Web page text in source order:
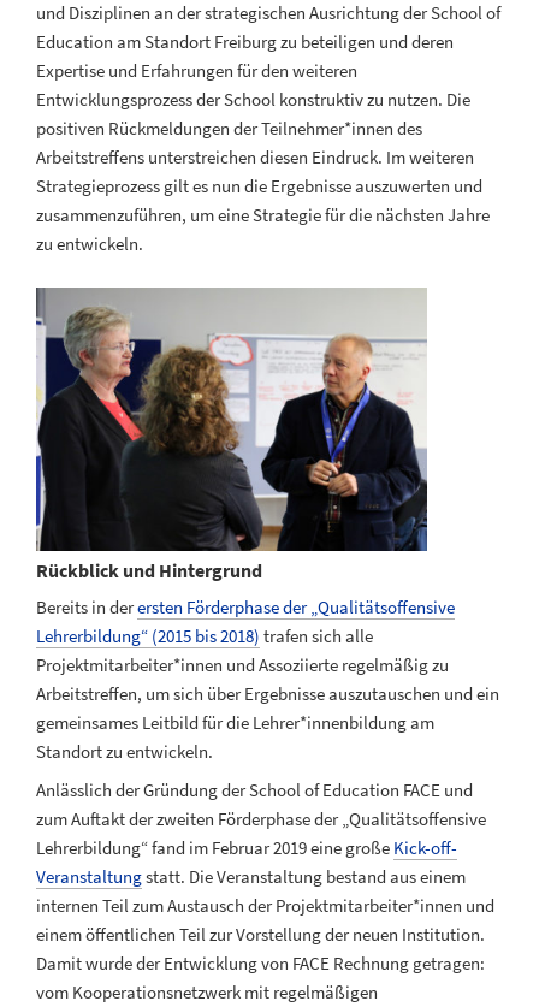
und Disziplinen an der strategischen Ausrichtung der School of
Education am Standort Freiburg zu beteiligen und deren
Expertise und Erfahrungen für den weiteren
Entwicklungsprozess der School konstruktiv zu nutzen. Die
positiven Rückmeldungen der Teilnehmer*innen des
Arbeitstreffens unterstreichen diesen Eindruck. Im weiteren
Strategieprozess gilt es nun die Ergebnisse auszuwerten und
zusammenzuführen, um eine Strategie für die nächsten Jahre
zu entwickeln.
Rückblick und Hintergrund
Bereits in derersten Förderphase der „Qualitätsoffensive
Lehrerbildung“ (2015 bis 2018) trafen sich alle
Projektmitarbeiter*innen und Assoziierte regelmäßig zu
Arbeitstreffen, um sich über Ergebnisse auszutauschen und ein
gemeinsames Leitbild für die Lehrer*innenbildung am
Standort zu entwickeln.
Anlässlich der Gründung der School of Education FACE und
zum Auftakt der zweiten Förderphase der „Qualitätsoffensive
Lehrerbildung“ fand im Februar 2019 eine große Kick-off-
Veranstaltungstatt. Die Veranstaltung bestand aus einem
internen Teil zum Austausch der Projektmitarbeiter*innen und
einem öffentlichen Teil zur Vorstellung der neuen Institution.
Damit wurde der Entwicklung von FACE Rechnung getragen:
vom Kooperationsnetzwerk mit regelmäßigen